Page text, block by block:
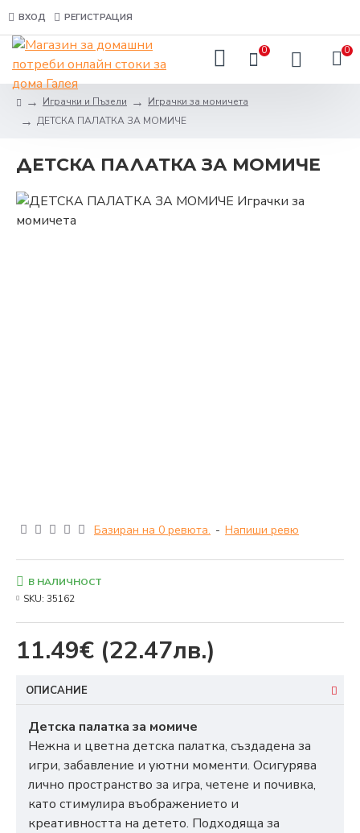
ВХОД РЕГИСТРАЦИЯ
0 0
Играчки и Пъзели
Играчки за момичета
ДЕТСКА ПАЛАТКА ЗА МОМИЧЕ
ДЕТСКА ПАЛАТКА ЗА МОМИЧЕ
Базиран на 0 ревюта. - Напиши ревю
11.49€ (22.47лв.)
В НАЛИЧНОСТ
SKU: 35162
ОПИСАНИЕ
Детска палатка за момиче
Нежна и цветна детска палатка, създадена за
игри, забавление и уютни моменти. Осигурява
лично пространство за игра, четене и почивка,
като стимулира въображението и
креативността на детето. Подходяща за